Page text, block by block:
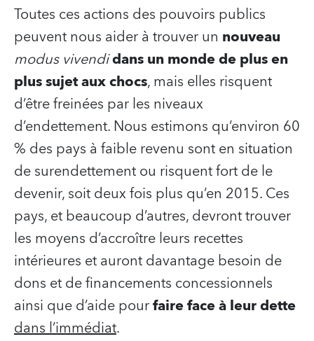
Toutes ces actions des pouvoirs publics
peuvent nous aider à trouver un nouveau
modus vivendidans un monde de plus en
plus sujet aux chocs, mais elles risquent
d’être freinées par les niveaux
d’endettement. Nous estimons qu’environ 60
% des pays à faible revenu sont en situation
de surendettement ou risquent fort de le
devenir, soit deux fois plus qu’en 2015. Ces
pays, et beaucoup d’autres, devront trouver
les moyens d’accroître leurs recettes
intérieures et auront davantage besoin de
dons et de financements concessionnels
ainsi que d’aide pourfaire face à leur dette
dans l’immédiat.